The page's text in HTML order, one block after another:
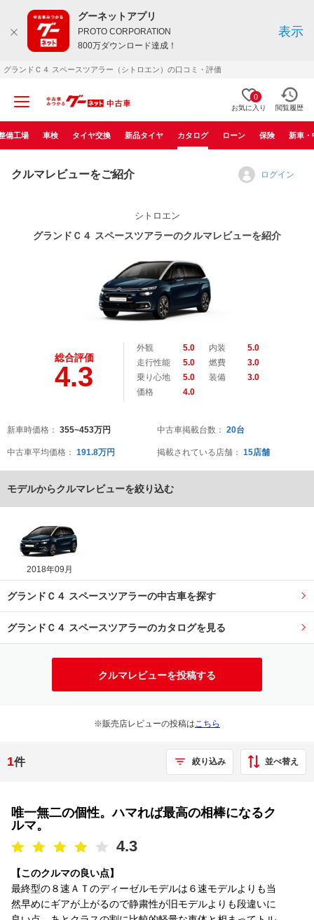
グーネットアプリ
PROTO CORPORATION
800万ダウンロード達成！
表示
グランドＣ４ スペースツアラー（シトロエン）の口コミ・評価
0
お気に入り 閲覧履歴
備工場 車検 タイヤ交換 新品タイヤ カタログ ローン 保険 新車・
クルマレビューをご紹介 ログイン
シトロエン
グランドＣ４ スペースツアラーのクルマレビューを紹介
総合評価
4.3
外観 5.0 内装
5.0
走行性能
5.0 燃費
3.0
乗り心地
5.0 装備
3.0
価格
4.0
新車時価格： 355~453万円
中古車平均価格： 191.8万円
中古車掲載台数： 20台
掲載されている店舗： 15店舗
モデルからクルマレビューを絞り込む
2018年09月
グランドＣ４ スペースツアラーの中古車を探す
グランドＣ４ スペースツアラーのカタログを見る
クルマレビューを投稿する
※販売店レビューの投稿はこちら
1件 絞り込み 並べ替え
唯一無二の個性。ハマれば最高の相棒になるク
ルマ。
4.3
【このクルマの良い点】
最終型の８速ＡＴのディーゼルモデルは６速モデルよりも当
然早めにギアが上がるので静粛性が旧モデルよりも段違いに